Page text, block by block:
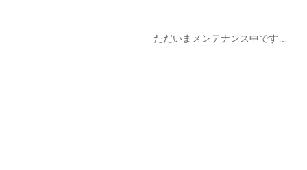
ただいまメンテナンス中です…